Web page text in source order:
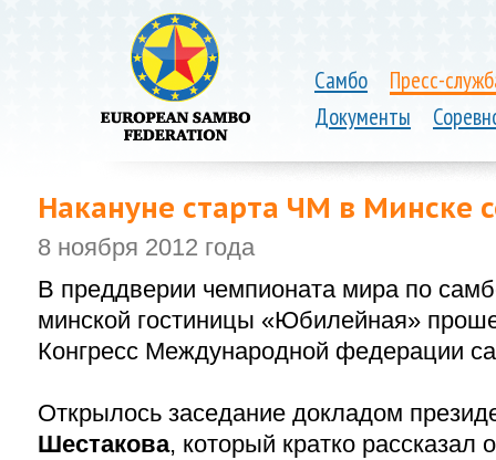
Самбо
Пресс-
Документы
Накануне старта ЧМ в Минске
8 ноября 2012 года
В преддверии чемпионата мира по
минской гостиницы «Юбилейная»
Конгресс Международной федерации
Открылось заседание докладом
Шестакова, который кратко рассказал